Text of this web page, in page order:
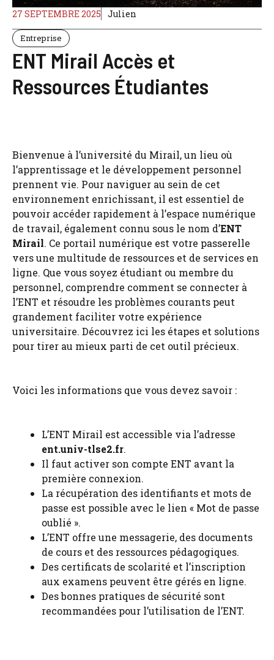
27 SEPTEMBRE 2025 Julien
Entreprise
ENT Mirail Accès et
Ressources Étudiantes
Bienvenue à l’université du Mirail, un lieu où
l’apprentissage et le développement personnel
prennent vie. Pour naviguer au sein de cet
environnement enrichissant, il est essentiel de
pouvoir accéder rapidement à l’espace numérique
de travail, également connu sous le nom d’ENT
Mirail. Ce portail numérique est votre passerelle
vers une multitude de ressources et de services en
ligne. Que vous soyez étudiant ou membre du
personnel, comprendre comment se connecter à
l’ENT et résoudre les problèmes courants peut
grandement faciliter votre expérience
universitaire. Découvrez ici les étapes et solutions
pour tirer au mieux parti de cet outil précieux.
Voici les informations que vous devez savoir :
L’ENT Mirail est accessible via l’adresse
ent.univ-tlse2.fr.
Il faut activer son compte ENT avant la
première connexion.
La récupération des identifiants et mots de
passe est possible avec le lien « Mot de passe
oublié ».
L’ENT offre une messagerie, des documents
de cours et des ressources pédagogiques.
Des certificats de scolarité et l’inscription
aux examens peuvent être gérés en ligne.
Des bonnes pratiques de sécurité sont
recommandées pour l’utilisation de l’ENT.